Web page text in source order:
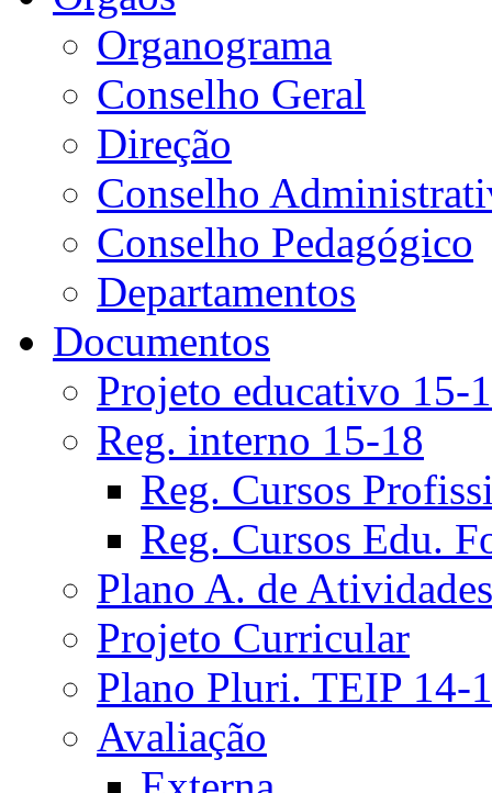
Organograma
Conselho Geral
Direção
Conselho
Conselho Pedagógico
Departamentos
Documentos
Projeto educativo 15-
Reg. interno 15-18
Reg. Cursos
Reg. Cursos Edu.
Plano A. de Atividades
Projeto Curricular
Plano Pluri. TEIP 14-
Avaliação